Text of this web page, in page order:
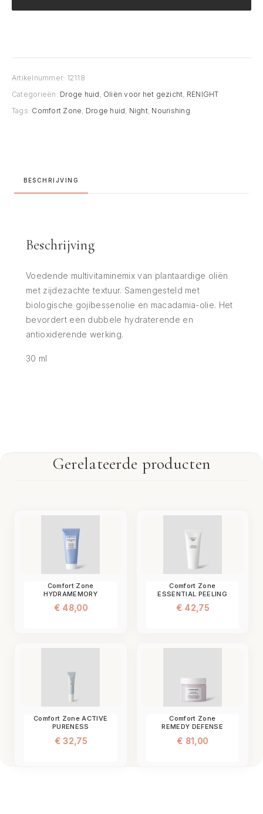
Artikelnummer: 12118
Categorieën: Droge huid Oliën voor het gezicht RENIGHT
Tags: Comfort Zone Droge huid Night, Nourishing
BESCHRIJVING
Beschrijving
Voedende multivitaminemix van plantaardige oliën
met zijdezachte textuur. Samengesteld met
biologische gojibessenolie en macadamia-olie. Het
bevordert een dubbele hydraterende en
antioxiderende werking.
30 ml
Gerelateerde producten
Comfort Zone
HYDRAMEMORY
€48,00
Comfort Zone
ESSENTIAL PEELING
€42,75
Comfort Zone ACTIVE
PURENESS
€32,75
Comfort Zone
REMEDY DEFENSE
€ 81,00